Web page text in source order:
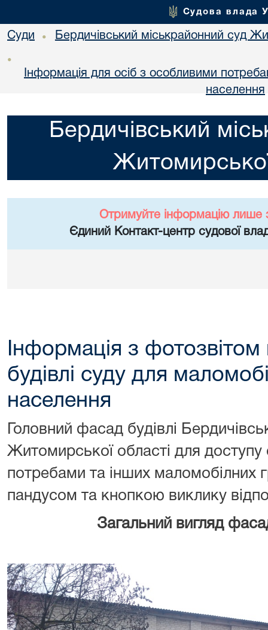
Судова влада
Суди • Бердичівський міськрайонний суд
•
Інформація для осіб з особливими
населення
Бердичівський
Отримуйте інформацію лише
Єдиний Контакт-центр судової
Інформація з
будівлі суду для
населення
Головний фасад будівлі
Житомирської області для доступу
потребами та інших маломобілних
пандусом та кнопкою виклику
Загальний вигляд